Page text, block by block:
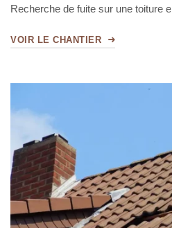
Recherche de fuite sur une toiture
VOIR LE CHANTIER